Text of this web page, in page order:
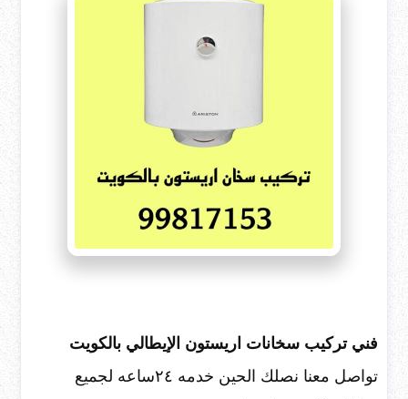
فني تركيب سخانات اريستون الإيطالي بالكويت
تواصل معنا نصلك الحين خدمه ٢٤ساعه لجميع